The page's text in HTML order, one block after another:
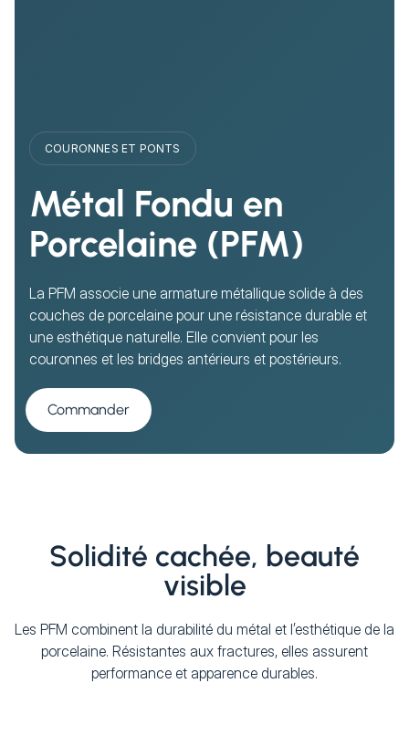
COURONNES ET PONTS
Métal Fondu en
Porcelaine (PFM)
La PFM associe une armature métallique solide à des
couches de porcelaine pour une résistance durable et
une esthétique naturelle. Elle convient pour les
couronnes et les bridges antérieurs et postérieurs.
Commander
Solidité cachée, beauté
visible
Les PFM combinent la durabilité du métal et l’esthétique de la
porcelaine. Résistantes aux fractures, elles assurent
performance et apparence durables.